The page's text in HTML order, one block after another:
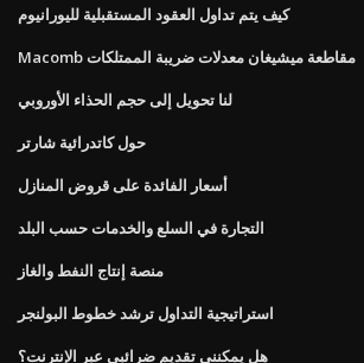
كيف يتم تداول العقود المستقبلية لليورانيوم
Macomb مقاطعة ميشيغان معدلات ضريبة الممتلكات
لنا تحويل إلى حجم الحذاء الأوروبي
حول كاتدرائية شارتر
أسعار الفائدة على قروض المنازل
التجارة في السلع والخدمات حسب البلد
منصة إنتاج النفط والغاز
استراتيجية التداول ترشد خطوط البولنجر
هل يمكنني تقديم ضرائبي عبر الإنترنت؟